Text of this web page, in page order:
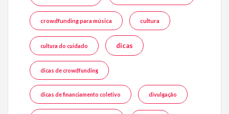
crowdfunding para música cultura
cultura do cuidado dicas
dicas de crowdfunding
dicas de financiamento coletivo divulgação